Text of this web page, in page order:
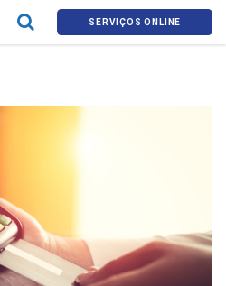
SERVIÇOS ONLINE